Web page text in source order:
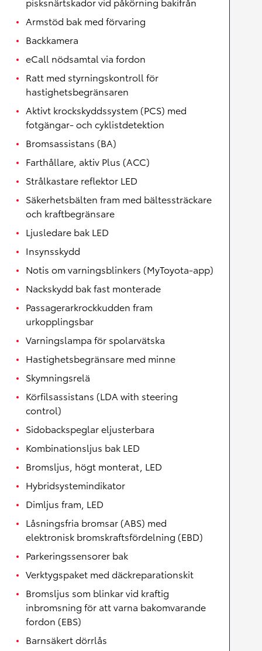
Armstöd bak med förvaring
Backkamera
eCall nödsamtal via fordon
Ratt med styrningskontroll för
hastighetsbegränsaren
Aktivt krockskyddssystem (PCS) med
fotgängar- och cyklistdetektion
Bromsassistans (BA)
Farthållare, aktiv Plus (ACC)
Strålkastare reflektor LED
Säkerhetsbälten fram med bältessträckare
och kraftbegränsare
Ljusledare bak LED
Insynsskydd
Notis om varningsblinkers (MyToyota-app)
Nackskydd bak fast monterade
Passagerarkrockkudden fram
urkopplingsbar
Varningslampa för spolarvätska
Hastighetsbegränsare med minne
Skymningsrelä
Körfilsassistans (LDA with steering
control)
Sidobackspeglar eljusterbara
Kombinationsljus bak LED
Bromsljus, högt monterat, LED
Hybridsystemindikator
Dimljus fram, LED
Låsningsfria bromsar (ABS) med
elektronisk bromskraftsfördelning (EBD)
Parkeringssensorer bak
Verktygspaket med däckreparationskit
Bromsljus som blinkar vid kraftig
inbromsning för att varna bakomvarande
fordon (EBS)
Barnsäkert dörrlås